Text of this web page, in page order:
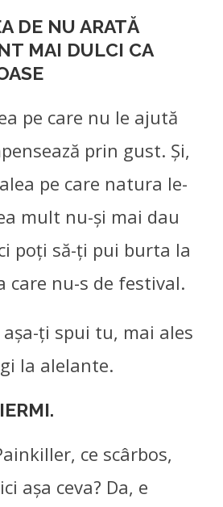
DE NU ARATĂ
MAI DULCI CA
pe care nu le ajută
prin gust. Și,
pe care natura le-
mult nu-și mai dau
poți să-ți pui burta la
care nu-s de festival.
ți spui tu, mai ales
la alelante.
ce scârbos,
așa ceva? Da, e